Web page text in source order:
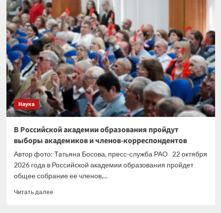
создал
новый
способ
оценки
защищенности
постквантовых
криптосистем
Наука
В Российской академии образования пройдут
выборы академиков и членов-корреспондентов
Автор фото: Татьяна Босова, пресс-служба РАО 22 октября
2026 года в Российской академии образования пройдет
общее собрание ее членов,...
Читать далееПрочитать